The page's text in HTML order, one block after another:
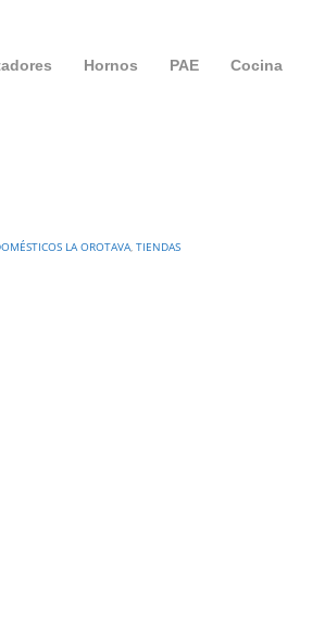
Hornos PAE Cocina
LA OROTAVA, TIENDAS